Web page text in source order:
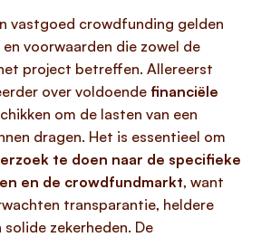
vastgoed crowdfunding gelden
voorwaarden die zowel de
project betreffen. Allereerst
over voldoende financiële
om de lasten van een
dragen. Het is essentieel om
te doen naar de specifieke
en de crowdfundmarkt, want
transparantie, heldere
zekerheden. De